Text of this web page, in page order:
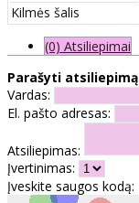
Kilmės šalis
(0) Atsiliepimai
Parašyti atsiliepimą
Vardas:
El. pašto adresas:
Atsiliepimas:
Įvertinimas:
Įveskite saugos kodą: